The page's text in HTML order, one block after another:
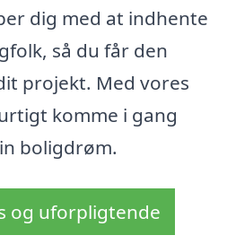
dig med at indhente
så du får den
projekt. Med vores
komme i gang
boligdrøm.
og uforpligtende